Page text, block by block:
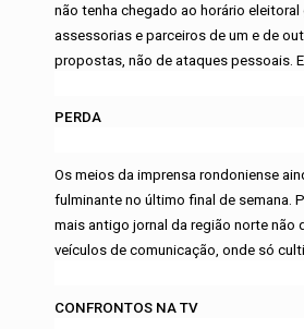
não tenha chegado ao horário
assessorias e parceiros de um e de
propostas, não de ataques pessoais.
PERDA
Os meios da imprensa rondoniense
fulminante no último final de semana.
mais antigo jornal da região norte não
veículos de comunicação, onde só
CONFRONTOS NA TV